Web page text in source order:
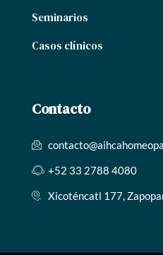
Seminarios
Casos clínicos
Contacto
+52 33 2788 4080
Xicoténcatl 177,